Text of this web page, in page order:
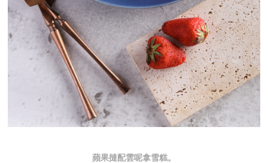
蘋果撻配雲呢拿雪糕。